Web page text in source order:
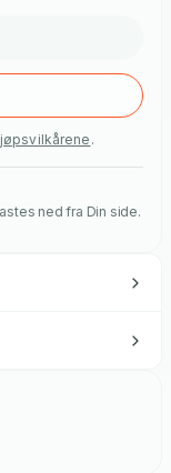
til den
store
Bovary (1857)
.
ned fra Din side.